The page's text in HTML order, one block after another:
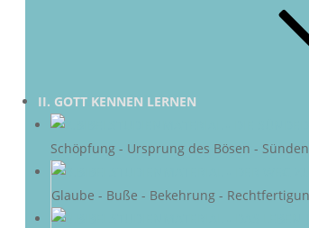
II. GOTT KENNEN LERNEN
Schöpfung - Ursprung des Bösen -
Glaube - Buße - Bekehrung -